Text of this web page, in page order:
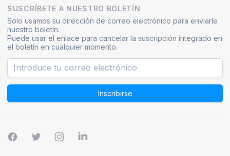
SUSCRÍBETE A NUESTRO BOLETÍN
Solo usamos su dirección de correo electrónico para enviarle
nuestro boletín.
Puede usar el enlace para cancelar la suscripción integrado en
el boletín en cualquier momento.
Inscribirse